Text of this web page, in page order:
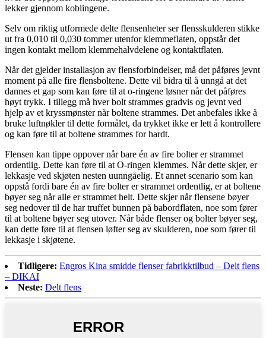
lekker gjennom koblingene.
Selv om riktig utformede delte flensenheter ser flensskulderen stikke
ut fra 0,010 til 0,030 tommer utenfor klemmeflaten, oppstår det
ingen kontakt mellom klemmehalvdelene og kontaktflaten.
Når det gjelder installasjon av flensforbindelser, må det påføres jevnt
moment på alle fire flensboltene. Dette vil bidra til å unngå at det
dannes et gap som kan føre til at o-ringene løsner når det påføres
høyt trykk. I tillegg må hver bolt strammes gradvis og jevnt ved
hjelp av et kryssmønster når boltene strammes. Det anbefales ikke å
bruke luftnøkler til dette formålet, da trykket ikke er lett å kontrollere
og kan føre til at boltene strammes for hardt.
Flensen kan tippe oppover når bare én av fire bolter er strammet
ordentlig. Dette kan føre til at O-ringen klemmes. Når dette skjer, er
lekkasje ved skjøten nesten uunngåelig. Et annet scenario som kan
oppstå fordi bare én av fire bolter er strammet ordentlig, er at boltene
bøyer seg når alle er strammet helt. Dette skjer når flensene bøyer
seg nedover til de har truffet bunnen på babordflaten, noe som fører
til at boltene bøyer seg utover. Når både flenser og bolter bøyer seg,
kan dette føre til at flensen løfter seg av skulderen, noe som fører til
lekkasje i skjøtene.
Tidligere: Engros Kina smidde flenser fabrikktilbud – Delt flens
– DIKAI
Neste: Delt flens